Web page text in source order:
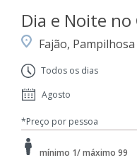
Dia e Noite
Fajão,
Todos os dias
Agosto
*Preço por pessoa
mínimo 1/ máximo 99